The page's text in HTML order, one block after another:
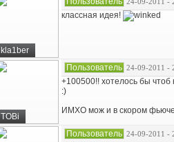
kla1ber
классная идея!
TOBi
Пользователь 24-09-2011 -
+100500!! хотелось бы
:)
ИМХО мож и в скором
Пользователь 24-09-2011 -